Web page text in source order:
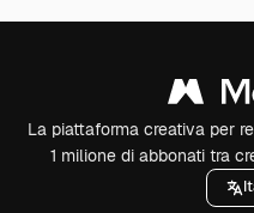
La piattaforma creativa per
1 milione di abbonati tra